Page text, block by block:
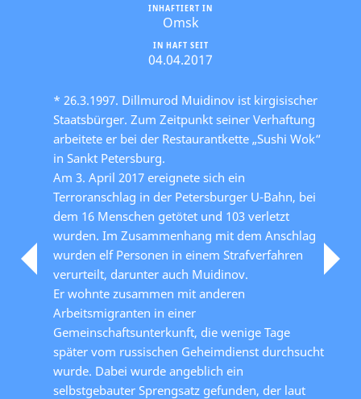
IN HAFT SEIT
04.04.2017
INHAFTIERT IN
Omsk
* 26.3.1997. Dillmurod Muidinov ist kirgisischer
Staatsbürger. Zum Zeitpunkt seiner Verhaftung
arbeitete er bei der Restaurantkette „Sushi Wok“
in Sankt Petersburg.
Am 3. April 2017 ereignete sich ein
Terroranschlag in der Petersburger U-Bahn, bei
dem 16 Menschen getötet und 103 verletzt
wurden. Im Zusammenhang mit dem Anschlag
wurden elf Personen in einem Strafverfahren
verurteilt, darunter auch Muidinov.
Er wohnte zusammen mit anderen
Arbeitsmigranten in einer
Gemeinschaftsunterkunft, die wenige Tage
später vom russischen Geheimdienst durchsucht
wurde. Dabei wurde angeblich ein
selbstgebauter Sprengsatz gefunden, der laut